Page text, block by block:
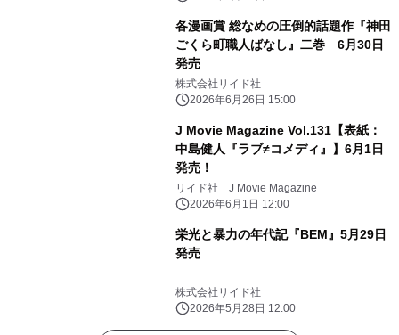
各漫画賞 総なめの圧倒的話題作『神田
ごくら町職人ばなし』二巻 6月30日
発売
株式会社リイド社
2026年6月26日 15:00
J Movie Magazine Vol.131【表紙：
中島健人『ラブ≠コメディ』】6月1日
発売！
リイド社 J Movie Magazine
2026年6月1日 12:00
栄光と暴力の年代記『BEM』5月29日
発売
株式会社リイド社
2026年5月28日 12:00